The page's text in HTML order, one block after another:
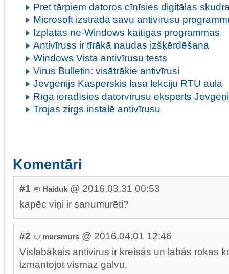
Pret tārpiem datoros cīnīsies digitālas
Microsoft izstrādā savu antivīrusu
Izplatās ne-Windows kaitīgās programmas
Antivīruss ir tīrākā naudas izšķērdēšana
Windows Vista antivīrusu tests
Virus Bulletin: visātrākie antivīrusi
Jevgēnijs Kasperskis lasa lekciju RTU aulā
Rīgā ieradīsies datorvīrusu eksperts
Trojas zirgs instalē antivīrusu
Komentāri
#1 Haiduk @ 2016.03.31 00:53
kapēc viņi ir sanumurēti?
#2 mursmurs @ 2016.04.01 12:46
Vislabākais antivirus ir kreisās un labās rokas
izmantojot vismaz galvu.